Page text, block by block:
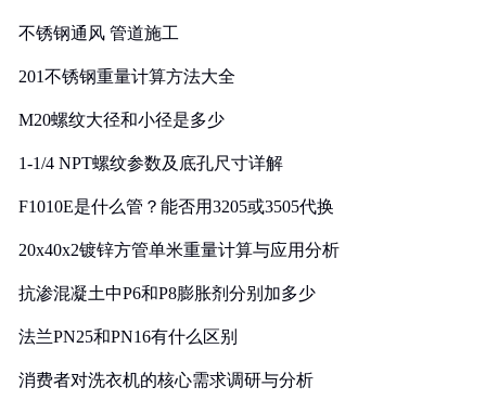
不锈钢通风 管道施工
201不锈钢重量计算方法大全
M20螺纹大径和小径是多少
1-1/4 NPT螺纹参数及底孔尺寸详解
F1010E是什么管？能否用3205或3505代换
20x40x2镀锌方管单米重量计算与应用分析
抗渗混凝土中P6和P8膨胀剂分别加多少
法兰PN25和PN16有什么区别
消费者对洗衣机的核心需求调研与分析